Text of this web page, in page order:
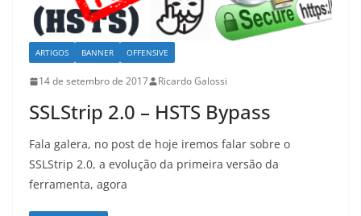
ARTIGOS BANNER OFFENSIVE
14 de setembro de 2017 Ricardo Galossi
SSLStrip 2.0 – HSTS Bypass
Fala galera, no post de hoje iremos falar sobre o
SSLStrip 2.0, a evolução da primeira versão da
ferramenta, agora